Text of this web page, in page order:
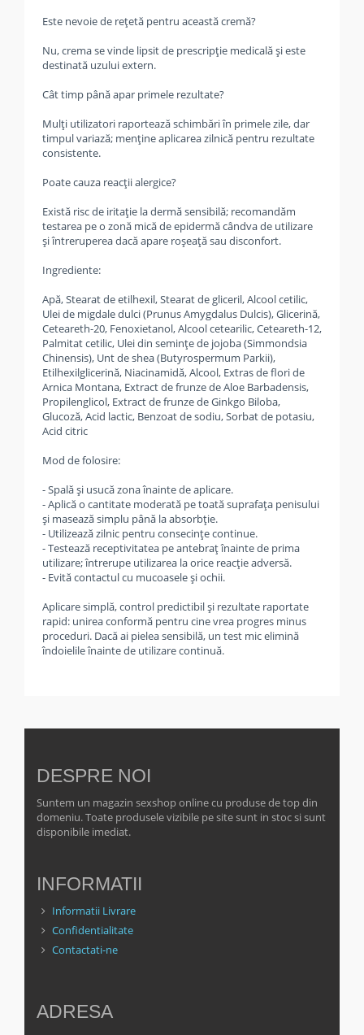
Este nevoie de rețetă pentru această cremă?
Nu, crema se vinde lipsit de prescripție medicală și este
destinată uzului extern.
Cât timp până apar primele rezultate?
Mulți utilizatori raportează schimbări în primele zile, dar
timpul variază; menține aplicarea zilnică pentru rezultate
consistente.
Poate cauza reacții alergice?
Există risc de iritație la dermă sensibilă; recomandăm
testarea pe o zonă mică de epidermă cândva de utilizare
și întreruperea dacă apare roșeață sau disconfort.
Ingrediente:
Apă, Stearat de etilhexil, Stearat de gliceril, Alcool cetilic,
Ulei de migdale dulci (Prunus Amygdalus Dulcis), Glicerină,
Ceteareth-20, Fenoxietanol, Alcool cetearilic, Ceteareth-12,
Palmitat cetilic, Ulei din semințe de jojoba (Simmondsia
Chinensis), Unt de shea (Butyrospermum Parkii),
Etilhexilglicerină, Niacinamidă, Alcool, Extras de flori de
Arnica Montana, Extract de frunze de Aloe Barbadensis,
Propilenglicol, Extract de frunze de Ginkgo Biloba,
Glucoză, Acid lactic, Benzoat de sodiu, Sorbat de potasiu,
Acid citric
Mod de folosire:
- Spală și usucă zona înainte de aplicare.
- Aplică o cantitate moderată pe toată suprafața penisului
și masează simplu până la absorbție.
- Utilizează zilnic pentru consecințe continue.
- Testează receptivitatea pe antebraț înainte de prima
utilizare; întrerupe utilizarea la orice reacție adversă.
- Evită contactul cu mucoasele și ochii.
Aplicare simplă, control predictibil și rezultate raportate
rapid: unirea conformă pentru cine vrea progres minus
proceduri. Dacă ai pielea sensibilă, un test mic elimină
îndoielile înainte de utilizare continuă.
DESPRE NOI
Suntem un magazin sexshop online cu produse de top din
domeniu. Toate produsele vizibile pe site sunt in stoc si sunt
disponibile imediat.
INFORMATII
Informatii Livrare
Confidentialitate
Contactati-ne
ADRESA